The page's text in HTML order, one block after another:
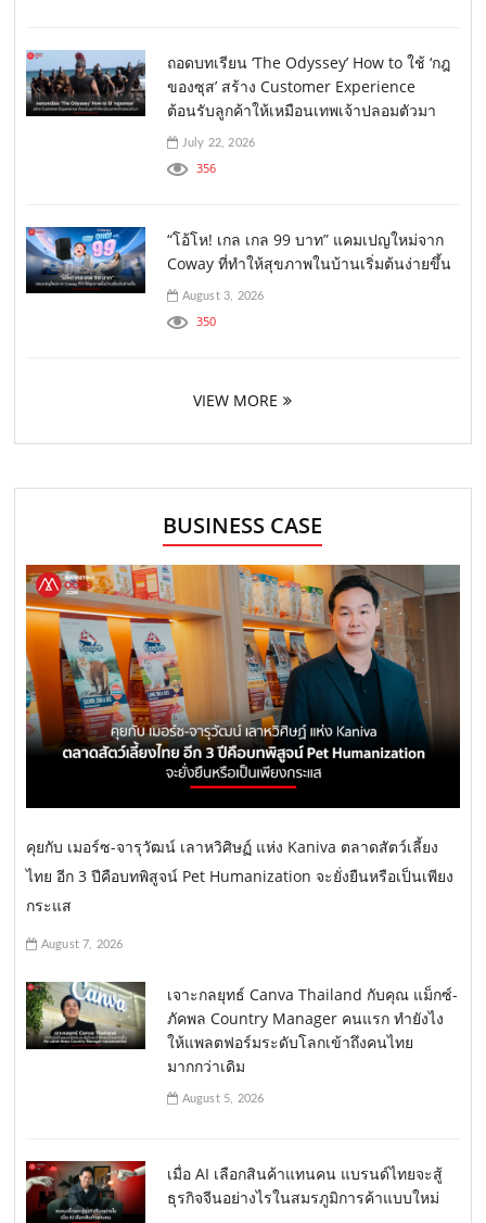
ถอดบทเรียน ‘The Odyssey’ How to ใช้ ‘กฎ
ของซุส’ สร้าง Customer Experience
ต้อนรับลูกค้าให้เหมือนเทพเจ้าปลอมตัวมา
July 22, 2026
356
“โอ้โห! เกล เกล 99 บาท” แคมเปญใหม่จาก
Coway ที่ทำให้สุขภาพในบ้านเริ่มต้นง่ายขึ้น
August 3, 2026
350
VIEW MORE
BUSINESS CASE
คุยกับ เมอร์ซ-จารุวัฒน์ เลาหวิศิษฏ์ แห่ง Kaniva ตลาดสัตว์เลี้ยง
ไทย อีก 3 ปีคือบทพิสูจน์ Pet Humanization จะยั่งยืนหรือเป็นเพียง
กระแส
August 7, 2026
เจาะกลยุทธ์ Canva Thailand กับคุณ แม็กซ์-
ภัคพล Country Manager คนแรก ทำยังไง
ให้แพลตฟอร์มระดับโลกเข้าถึงคนไทย
มากกว่าเดิม
August 5, 2026
เมื่อ AI เลือกสินค้าแทนคน แบรนด์ไทยจะสู้
ธุรกิจจีนอย่างไรในสมรภูมิการค้าแบบใหม่